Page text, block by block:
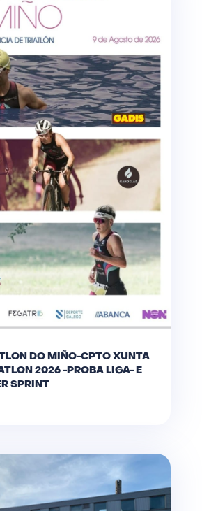
DO MIÑO-CPTO XUNTA
2026 -PROBA LIGA- E
SPRINT